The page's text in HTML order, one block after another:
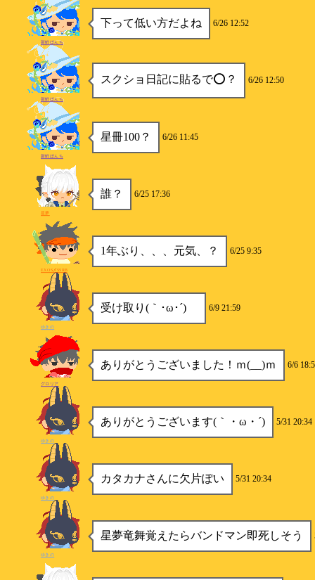
下って低い方だよね 6/26 12:52
新鮮ぼんち
スクショ日記に貼るで⭕️？ 6/26 12:50
新鮮ぼんち
星冊100？ 6/26 11:45
新鮮ぼんち
誰？ 6/25 17:36
星夢
1年ぶり、、、元気、？ 6/25 9:35
EXOS〆SSRB
受け取り(｀･ω･´)ゞ 6/9 21:59
ゆきの
ありがとうございました！ｍ(__)ｍ 6/6
グロリア
ありがとうございます(｀・ω・´) 5/31 20:34
ゆきの
カタカナさんに欠片ぽい 5/31 20:34
ゆきの
星夢竜舞覚えたらバンドマン即死しそう
ゆきの